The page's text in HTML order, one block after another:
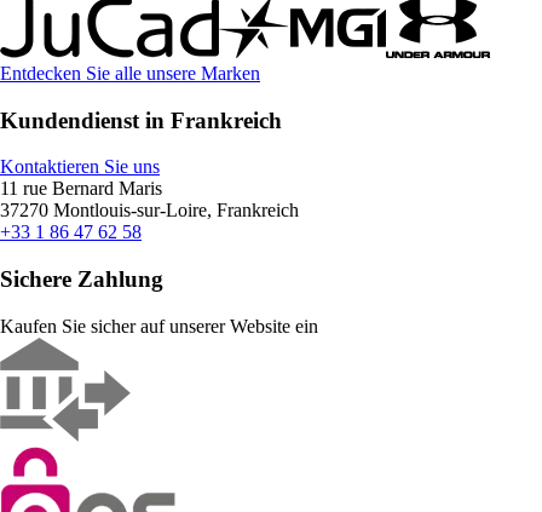
Entdecken Sie alle unsere Marken
Kundendienst in Frankreich
Kontaktieren Sie uns
11 rue Bernard Maris
37270 Montlouis-sur-Loire, Frankreich
+33 1 86 47 62 58
Sichere Zahlung
Kaufen Sie sicher auf unserer Website ein